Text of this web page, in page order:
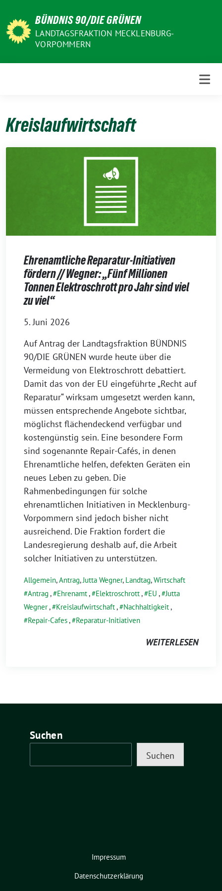
zum
Inhalt
BÜNDNIS 90/DIE GRÜNEN
LANDTAGSFRAKTION MECKLENBURG-
VORPOMMERN
Kreislaufwirtschaft
Ehrenamtliche Reparatur-Initiativen
fördern // Wegner: „Fünf Millionen
Tonnen Elektroschrott pro Jahr sind viel
zu viel“
5. Juni 2026
Auf Antrag der Landtagsfraktion BÜNDNIS
90/DIE GRÜNEN wurde heute über die
Vermeidung von Elektroschrott debattiert.
Damit das von der EU eingeführte „Recht auf
Reparatur“ wirksam umgesetzt werden kann,
müssen entsprechende Angebote sichtbar,
möglichst flächendeckend verfügbar und
kostengünstig sein. Eine besondere Form
sind sogenannte Repair-Cafés, in denen
Ehrenamtliche helfen, defekten Geräten ein
neues Leben zu geben. Die
Rahmenbedingungen für solche
ehrenamtlichen Initiativen in Mecklenburg-
Vorpommern sind jedoch bisher nicht
ausreichend. Die Fraktion fordert die
Landesregierung deshalb auf, die Arbeit
solcher Initiativen zu unterstützen.
Allgemein,Antrag,Jutta Wegner, Landtag,Wirtschaft
Antrag , Ehrenamt, Elektroschrott, EU , Jutta
Wegner, Kreislaufwirtschaft, Nachhaltigkeit,
Repair-Cafes, Reparatur-Initiativen
WEITERLESEN
Suchen
Suchen
Impressum
Datenschutzerklärung